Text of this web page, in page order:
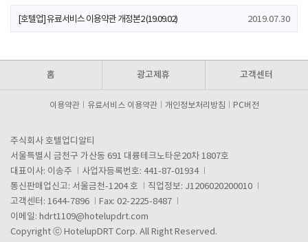
[호텔업] 유료서비스 이용약관 개정본2 (19.09.02) 2019.07.30
홈 광고제휴 고객센터
이용약관 유료서비스 이용약관 개인정보처리방침 PC버전
주식회사 호텔업디알티
서울특별시 금천구 가산동 691 대륭테크노타운20차 1807호
대표이사: 이송주
사업자등록번호: 441-87-01934
통신판매업신고: 서울금천-1204 호
직업정보: J1206020200010
고객센터: 1644-7896
Fax: 02-2225-8487
이메일: hdrt1109@hotelupdrt.com
Copyright ⓒ HotelupDRT Corp. All Right Reserved.